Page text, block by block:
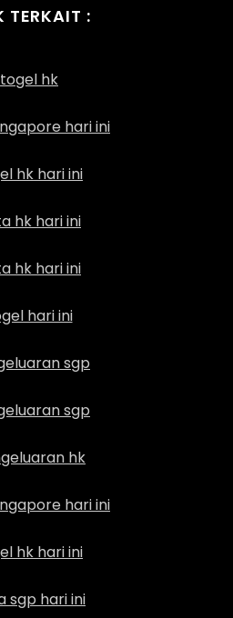
TERKAIT :
togel hk
hari ini
hk hari ini
hk hari ini
hk hari ini
hari ini
sgp
sgp
hk
hari ini
hk hari ini
sgp hari ini